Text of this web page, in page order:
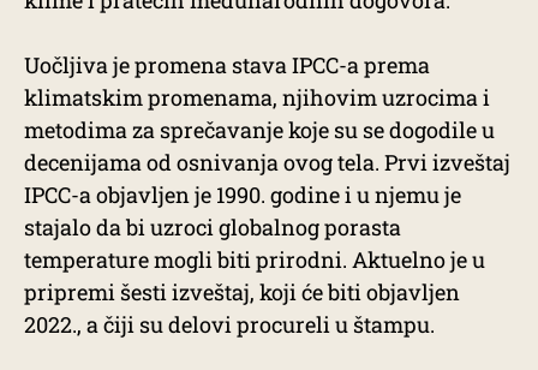
Uočljiva je promena stava IPCC-a prema
klimatskim promenama, njihovim uzrocima i
metodima za sprečavanje koje su se dogodile u
decenijama od osnivanja ovog tela. Prvi izveštaj
IPCC-a objavljen je 1990. godine i u njemu je
stajalo da bi uzroci globalnog porasta
temperature mogli biti prirodni. Aktuelno je u
pripremi šesti izveštaj, koji će biti objavljen
2022., a čiji su delovi procureli u štampu.